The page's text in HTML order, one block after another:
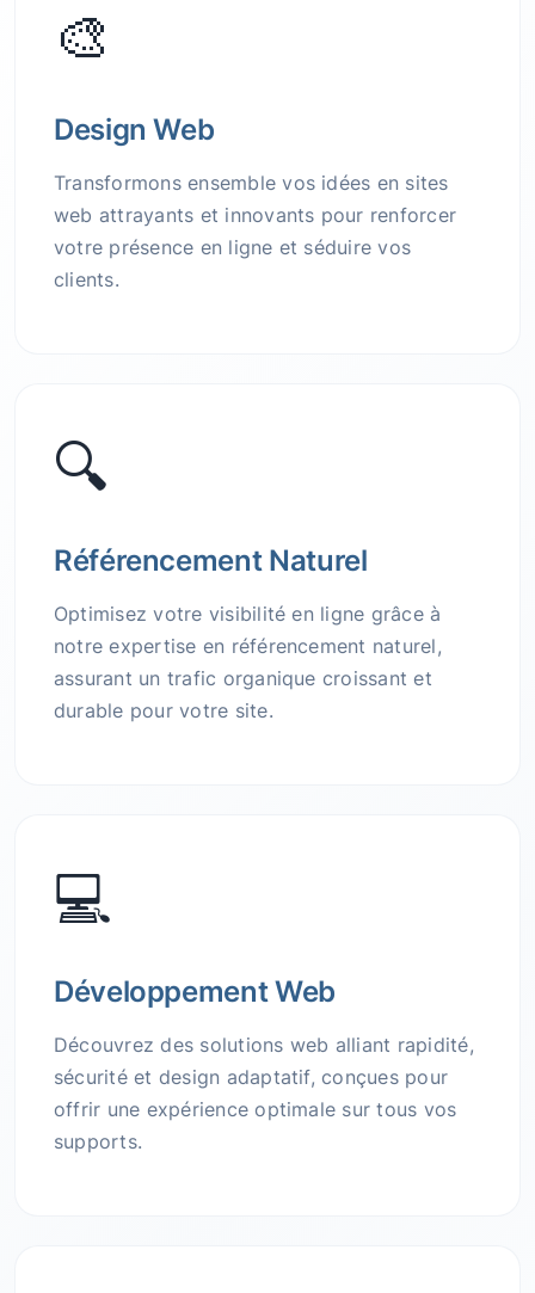
🎨
Design Web
Transformons ensemble vos idées en sites
web attrayants et innovants pour renforcer
votre présence en ligne et séduire vos
clients.
🔍
Référencement Naturel
Optimisez votre visibilité en ligne grâce à
notre expertise en référencement naturel,
assurant un trafic organique croissant et
durable pour votre site.
💻
Développement Web
Découvrez des solutions web alliant rapidité,
sécurité et design adaptatif, conçues pour
offrir une expérience optimale sur tous vos
supports.